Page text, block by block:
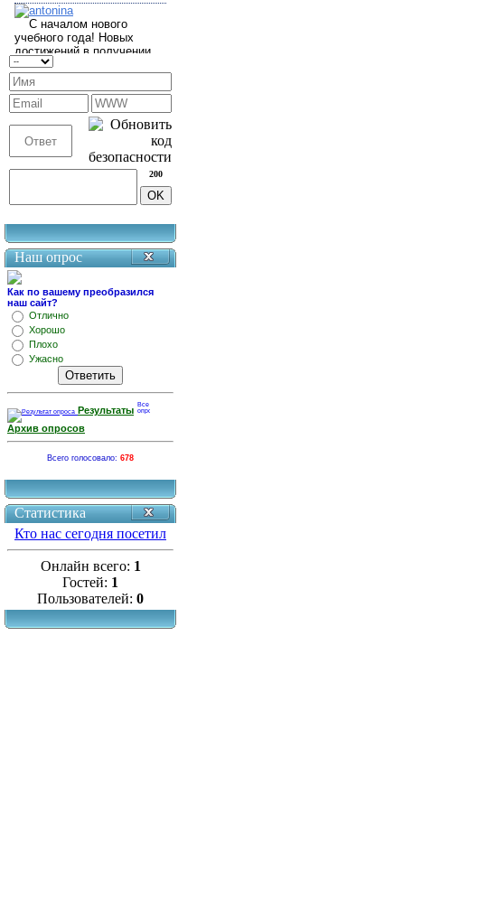
200
Наш опрос
Как по вашему преобразился
наш сайт?
Отлично
Хорошо
Плохо
Ужасно
Результаты
Архив опросов
Всего голосовало: 678
Статистика
Кто нас сегодня посетил
Онлайн всего: 1
Гостей: 1
Пользователей: 0